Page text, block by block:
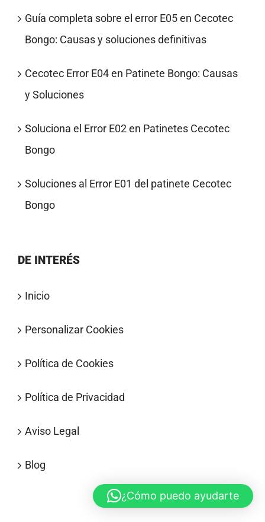
Guía completa sobre el error E05 en Cecotec
Bongo: Causas y soluciones definitivas
Cecotec Error E04 en Patinete Bongo: Causas
y Soluciones
Soluciona el Error E02 en Patinetes Cecotec
Bongo
Soluciones al Error E01 del patinete Cecotec
Bongo
DE INTERÉS
Inicio
Personalizar Cookies
Política de Cookies
Política de Privacidad
Aviso Legal
Blog
¿Cómo puedo ayudarte